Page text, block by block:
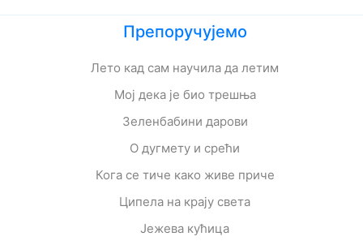
Препоручујемо
Лето кад сам научила да летим
Мој дека је био трешња
Зеленбабини дарови
О дугмету и срећи
Кога се тиче како живе приче
Ципела на крају света
Јежева кућица